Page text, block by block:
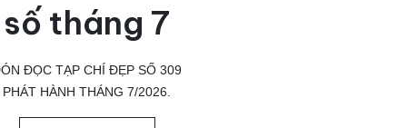
số tháng 7
ĐỌC TẠP CHÍ ĐẸP SỐ 309
PHÁT HÀNH THÁNG 7/2026.